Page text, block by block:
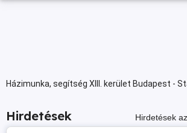
Házimunka, segítség XIII. kerület Budapest -
Hirdetések Hirdetések